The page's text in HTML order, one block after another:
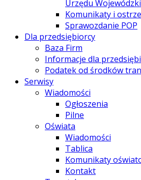
Urzędu
Komunikaty i
Sprawozdanie POP
Dla przedsiębiorcy
Baza Firm
Informacje dla
Podatek od środków
Serwisy
Wiadomości
Ogłoszenia
Pilne
Oświata
Wiadomości
Tablica
Komunikaty
Kontakt